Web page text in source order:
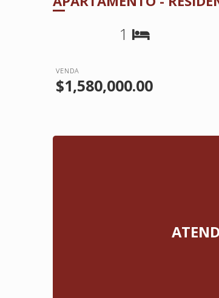
1
VENDA
$1,580,000.00